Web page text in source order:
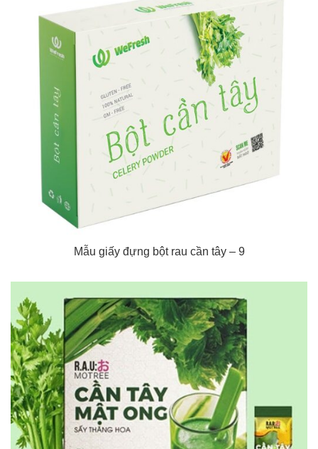
Mẫu giấy đựng bột rau cần tây – 9